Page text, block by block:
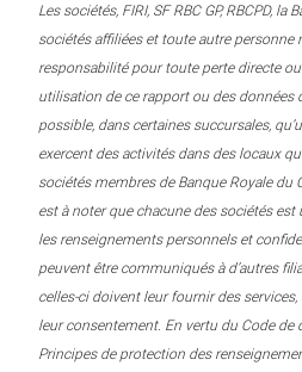
Les sociétés, FIRI, SF RBC GP, RBCPD, la
sociétés affiliées et toute autre personne
responsabilité pour toute perte directe
utilisation de ce rapport ou des données
possible, dans certaines succursales,
exercent des activités dans des locaux
sociétés membres de Banque Royale du
est à noter que chacune des sociétés
les renseignements personnels et
peuvent être communiqués à d’autres
celles-ci doivent leur fournir des
leur consentement. En vertu du Code de
Principes de protection des